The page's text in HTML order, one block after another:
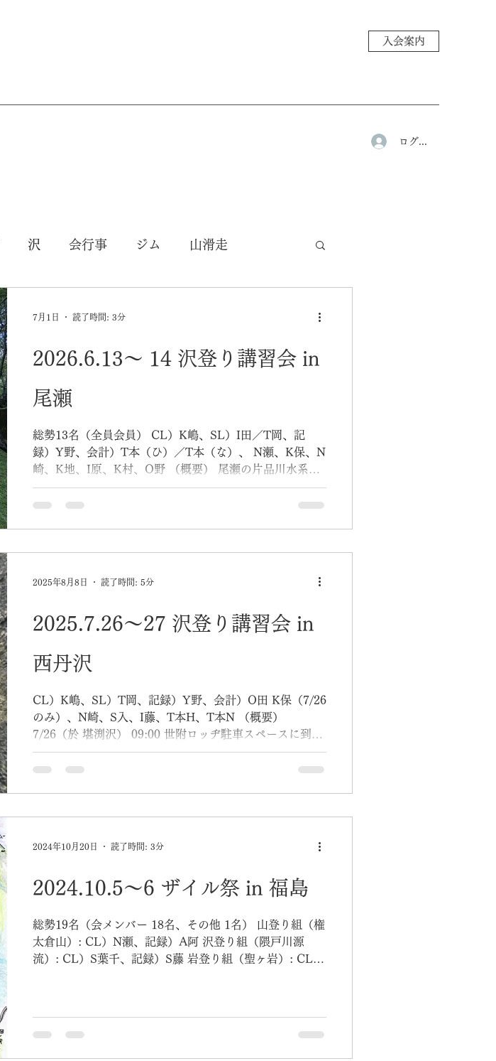
入会案内
ログイン
沢 会行事 ジム 山滑走
2026.6.13～ 14 沢登り講習会 in
尾瀬
総勢13名（全員会員） CL）K嶋、SL）I田／T岡、記
録）Y野、会計）T本（ひ）／T本（な）、 N瀬、K保、N
崎、K地、I原、K村、O野 （概要） 尾瀬の片品川水系根
羽沢大薙沢にて沢登り講習を行った。『新版 東京起点 沢
登りルート100』(宗像兵一・山と渓谷社・2020年)によれ
を下降して入渓点に戻るという、「沢下り」ができるこ
どこまでも続くナメに気分は高揚し、いやがおうにも今
い山行になった。山行リーダーのK嶋さんをはじめ、各班
い。 6/13 晴れ時々雨09:30すぎに大清水駐車場に到着し
た。第一駐車場は満車で、第二に案内されるもほぼ埋ま
度を整えて出発する。平坦な林道を行く。前日に雨が降
っていたからか所々ぬかるんでいた。防水の靴が望まし
い。1時間弱で
7月1日 読了時間: 3分
2025.7.26～27 沢登り講習会 in
西丹沢
CL）K嶋、SL）T岡、記録）Y野、会計）O田 K保（7/26
のみ）、N崎、S入、I藤、T本H、T本N （概要）
7/26（於 堪渕沢） 09:00 世附ロッヂ駐車スペースに到着
し、準備を整えた。日なたにはいたくないほど暑かっ
た。 09:30 駐車スペース東側のゲートを越えて、勘淵橋
石も多かった。CLのK嶋さんをはじめとするサポート役
下降用のロープをセットした。遡行図には「5ｍの懸垂下
垂下降した。 10:30 ここからA班(先行)とB班(後続)の2つ
2番目を歩いた(以降の記述は先頭付近から見た報告であ
ることをご了承ください)。とにかく岩がもろく、手で摑
んでは剝がれ、足を乗せては崩れてしまう。動かない岩
2025年8月8日 読了時間: 5分
2024.10.5～6 ザイル祭 in 福島
総勢19名（会メンバー 18名、その他 1名） 山登り組（権
太倉山）: CL）N瀬、記録）A阿 沢登り組（隈戸川源
流）: CL）S葉千、記録）S藤 岩登り組（聖ヶ岩）: CL）
2024年10月20日 読了時間: 3分